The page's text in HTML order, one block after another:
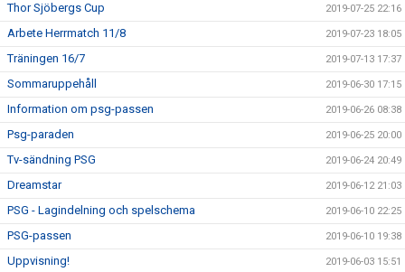
Thor Sjöbergs Cup 2019-07-25 22:16
Arbete Herrmatch 11/8 2019-07-23 18:05
Träningen 16/7 2019-07-13 17:37
Sommaruppehåll 2019-06-30 17:15
Information om psg-passen 2019-06-26 08:38
Psg-paraden 2019-06-25 20:00
Tv-sändning PSG 2019-06-24 20:49
Dreamstar 2019-06-12 21:03
PSG - Lagindelning och spelschema 2019-06-10 22:25
PSG-passen 2019-06-10 19:38
Uppvisning! 2019-06-03 15:51